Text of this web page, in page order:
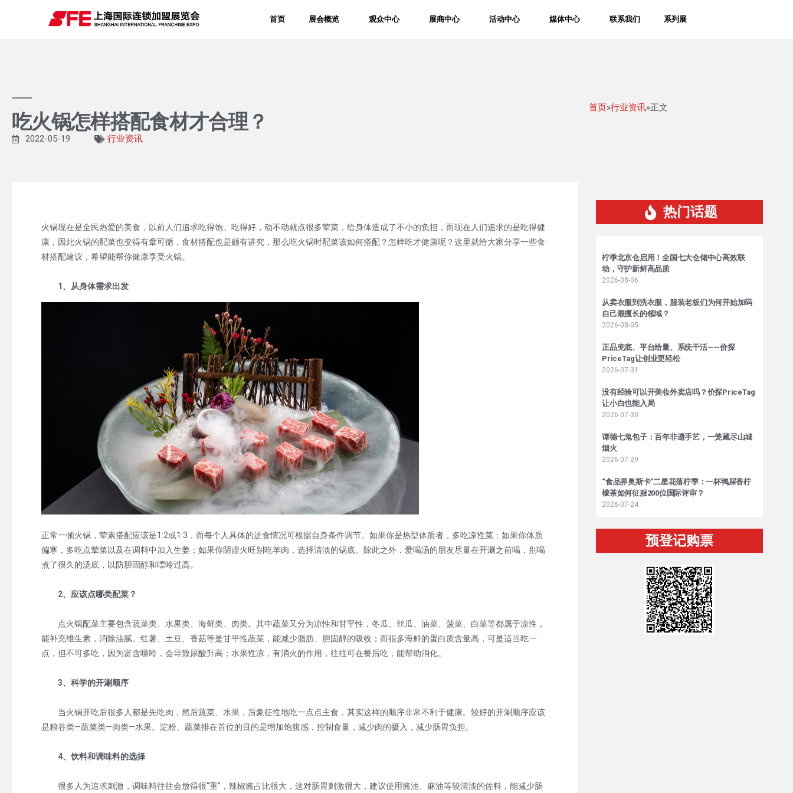
首页 展会概览 观众中心 展商中心 活动中心 媒体中心 联系我们 系列展
吃火锅怎样搭配食材才合理？
首页»行业资讯»正文
2022-05-19 行业资讯
火锅现在是全民热爱的美食，以前人们追求吃得饱、吃得好，动不动就点很多荤菜，给身体造成了不小的负担，而现在人们追求的是吃得健
康，因此火锅的配菜也变得有章可循，食材搭配也是颇有讲究，那么吃火锅时配菜该如何搭配？怎样吃才健康呢？这里就给大家分享一些食
材搭配建议，希望能帮你健康享受火锅。
1、从身体需求出发
正常一顿火锅，荤素搭配应该是1:2或1:3，而每个人具体的进食情况可根据自身条件调节。如果你是热型体质者，多吃凉性菜；如果你体质
偏寒，多吃点荤菜以及在调料中加入生姜；如果你阴虚火旺别吃羊肉，选择清淡的锅底。除此之外，爱喝汤的朋友尽量在开涮之前喝，别喝
煮了很久的汤底，以防胆固醇和嘌呤过高。
2、应该点哪类配菜？
点火锅配菜主要包含蔬菜类、水果类、海鲜类、肉类。其中蔬菜又分为凉性和甘平性，冬瓜、丝瓜、油菜、菠菜、白菜等都属于凉性，
能补充维生素，消除油腻。红薯、土豆、香菇等是甘平性蔬菜，能减少脂肪、胆固醇的吸收；而很多海鲜的蛋白质含量高，可是适当吃一
点，但不可多吃，因为富含嘌呤，会导致尿酸升高；水果性凉，有消火的作用，往往可在餐后吃，能帮助消化。
3、科学的开涮顺序
当火锅开吃后很多人都是先吃肉，然后蔬菜、水果，后象征性地吃一点点主食，其实这样的顺序非常不利于健康。较好的开涮顺序应该
是粮谷类—蔬菜类—肉类—水果。淀粉、蔬菜排在首位的目的是增加饱腹感，控制食量，减少肉的摄入，减少肠胃负担。
4、饮料和调味料的选择
很多人为追求刺激，调味料往往会放得很“重”，辣椒酱占比很大，这对肠胃刺激很大，建议使用酱油、麻油等较清淡的佐料，能减少肠
热门话题
柠季北京仓启用！全国七大仓储中心高效联
动，守护新鲜高品质
2026-08-06
从卖衣服到洗衣服，服装老板们为何开始加码
自己最擅长的领域？
2026-08-05
正品兜底、平台给量、系统干活——价探
PriceTag让创业更轻松
2026-07-31
没有经验可以开美妆外卖店吗？价探PriceTag
让小白也能入局
2026-07-30
谭德七鬼包子：百年非遗手艺，一笼藏尽山城
烟火
2026-07-29
“食品界奥斯卡”二星花落柠季：一杯鸭屎香柠
檬茶如何征服200位国际评审？
2026-07-24
预登记购票